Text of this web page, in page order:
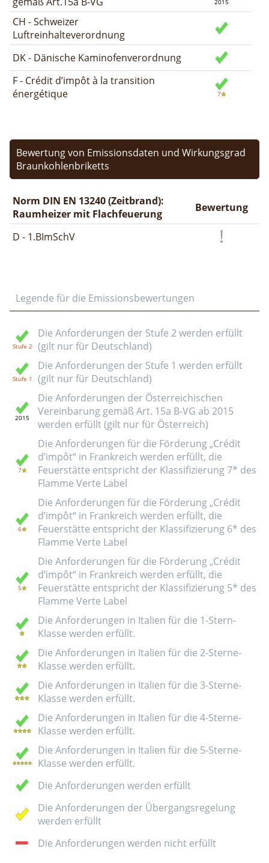
CH - Schweizer
Luftreinhalteverordnung
DK - Dänische Kaminofenverordnung
F - Crédit d’impôt à la transition
énergétique
Bewertung von Emissionsdaten und Wirkungsgrad
Braunkohlenbriketts
Norm DIN EN 13240 (Zeitbrand):
Raumheizer mit Flachfeuerung
Bewertung
D - 1.BImSchV
Legende für die Emissionsbewertungen
Die Anforderungen der Stufe 2 werden erfüllt
(gilt nur für Deutschland)
Die Anforderungen der Stufe 1 werden erfüllt
(gilt nur für Deutschland)
Die Anforderungen der Österreichischen
Vereinbarung gemäß Art. 15a B-VG ab 2015
werden erfüllt (gilt nur für Österreich)
Die Anforderungen für die Förderung „Crédit
d’impôt“ in Frankreich werden erfüllt, die
Feuerstätte entspricht der Klassifizierung 7* des
Flamme Verte Label
Die Anforderungen für die Förderung „Crédit
d’impôt“ in Frankreich werden erfüllt, die
Feuerstätte entspricht der Klassifizierung 6* des
Flamme Verte Label
Die Anforderungen für die Förderung „Crédit
d’impôt“ in Frankreich werden erfüllt, die
Feuerstätte entspricht der Klassifizierung 5* des
Flamme Verte Label
Die Anforderungen in Italien für die 1-Stern-
Klasse werden erfüllt.
Die Anforderungen in Italien für die 2-Sterne-
Klasse werden erfüllt.
Die Anforderungen in Italien für die 3-Sterne-
Klasse werden erfüllt.
Die Anforderungen in Italien für die 4-Sterne-
Klasse werden erfüllt.
Die Anforderungen in Italien für die 5-Sterne-
Klasse werden erfüllt.
Die Anforderungen werden erfüllt
Die Anforderungen der Übergangsregelung
werden erfüllt
Die Anforderungen werden nicht erfüllt